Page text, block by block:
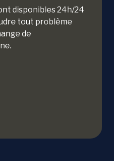
disponibles 24h/24
tout problème
de